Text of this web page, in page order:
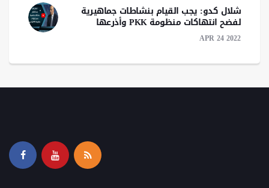
شلال كدو: يجب القيام بنشاطات جماهيرية
لفضح انتهاكات منظومة PKK وأذرعها
APR 24 2022